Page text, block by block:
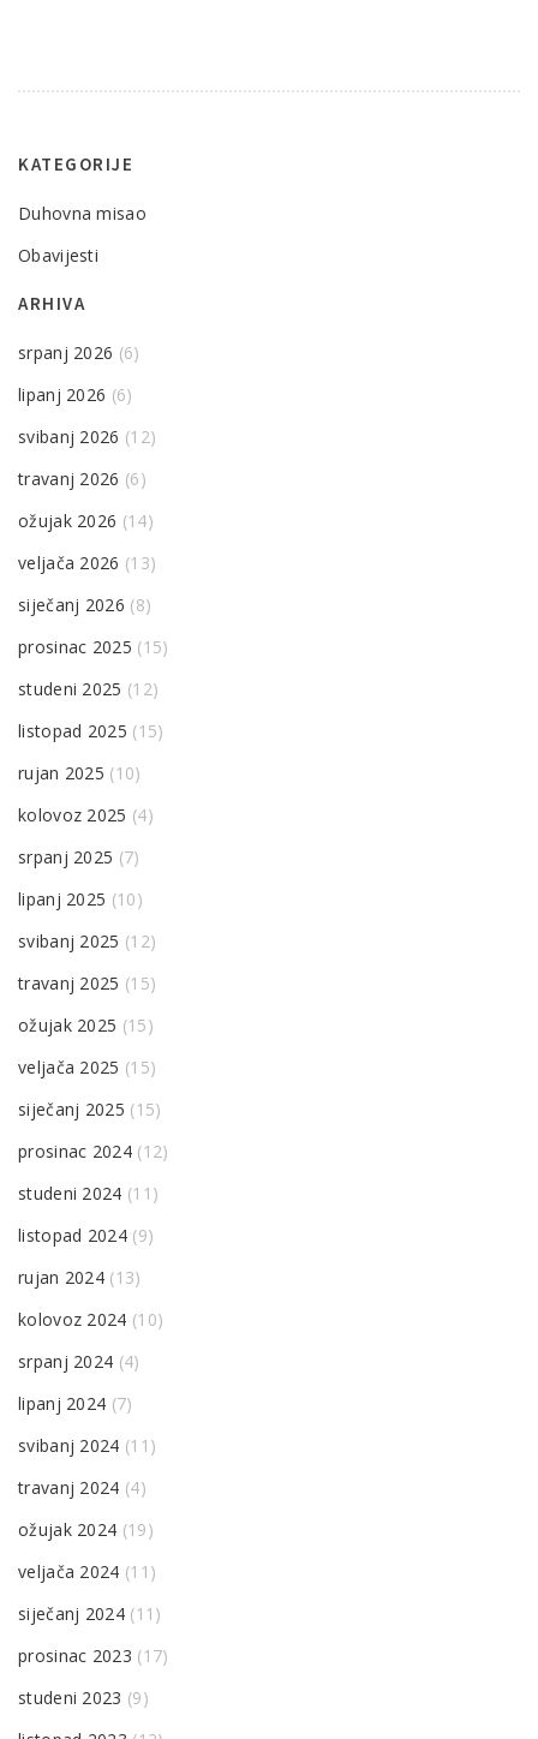
KATEGORIJE
Duhovna misao
Obavijesti
ARHIVA
srpanj 2026 (6)
lipanj 2026 (6)
svibanj 2026 (12)
travanj 2026 (6)
ožujak 2026 (14)
veljača 2026 (13)
siječanj 2026 (8)
prosinac 2025 (15)
studeni 2025 (12)
listopad 2025 (15)
rujan 2025 (10)
kolovoz 2025 (4)
srpanj 2025 (7)
lipanj 2025 (10)
svibanj 2025 (12)
travanj 2025 (15)
ožujak 2025 (15)
veljača 2025 (15)
siječanj 2025 (15)
prosinac 2024(12)
studeni 2024 (11)
listopad 2024(9)
rujan 2024 (13)
kolovoz 2024 (10)
srpanj 2024 (4)
lipanj 2024 (7)
svibanj 2024 (11)
travanj 2024 (4)
ožujak 2024 (19)
veljača 2024 (11)
siječanj 2024(11)
prosinac 2023 (17)
studeni 2023 (9)